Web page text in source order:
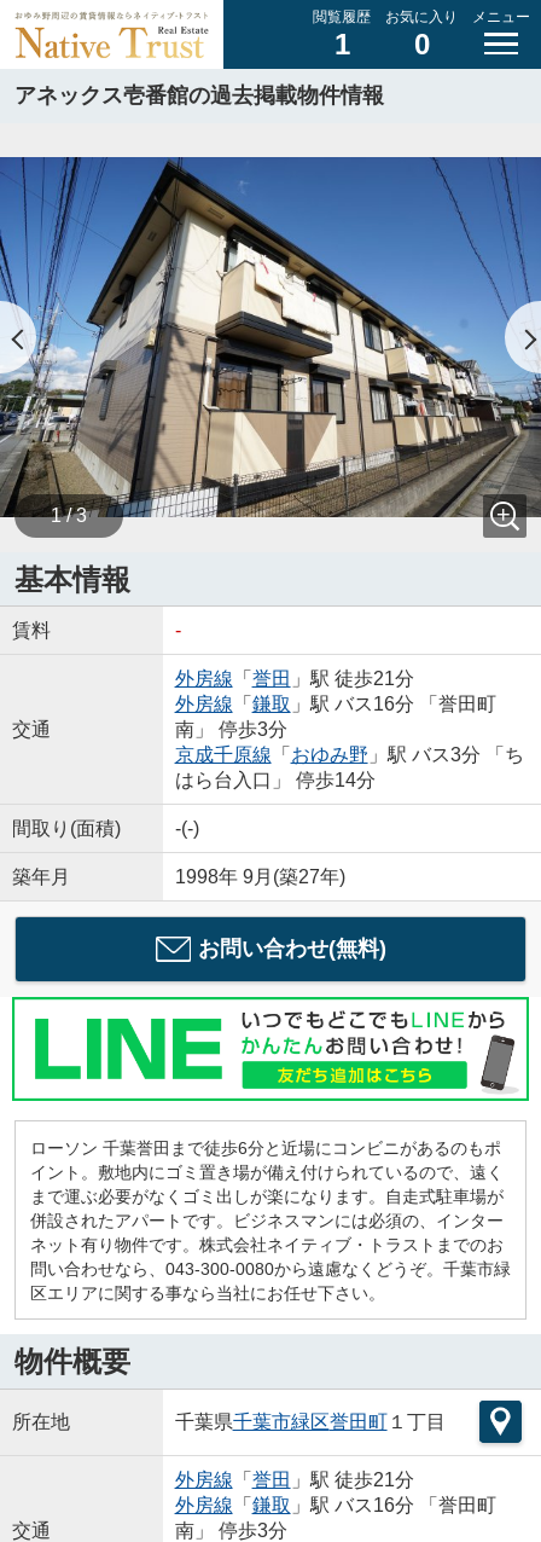
閲覧履歴
1
お気に入り
0
メニュー
アネックス壱番館の過去掲載物件情報
1 / 3
基本情報
賃料 -
交通
外房線 「 誉田 」駅 徒歩21分
外房線 「 鎌取 」駅 バス16分 「誉田町
南」 停歩3分
京成千原線 「 おゆみ野 」駅 バス3分 「ち
はら台入口」 停歩14分
間取り(面積) -(-)
築年月 1998年 9月(築27年)
お問い合わせ(無料)
ローソン 千葉誉田まで徒歩6分と近場にコンビニがあるのもポ
イント。敷地内にゴミ置き場が備え付けられているので、遠く
まで運ぶ必要がなくゴミ出しが楽になります。自走式駐車場が
併設されたアパートです。ビジネスマンには必須の、インター
ネット有り物件です。株式会社ネイティブ・トラストまでのお
問い合わせなら、043-300-0080から遠慮なくどうぞ。千葉市緑
区エリアに関する事なら当社にお任せ下さい。
物件概要
所在地 千葉県千葉市緑区誉田町１丁目
交通
外房線 「 誉田 」駅 徒歩21分
外房線 「 鎌取 」駅 バス16分 「誉田町
南」 停歩3分